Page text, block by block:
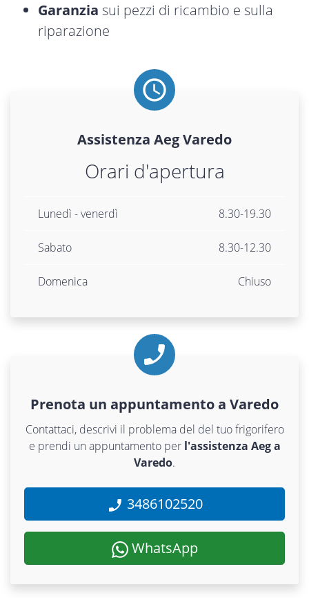
Garanzia sui pezzi di ricambio e sulla
riparazione
Assistenza AegVaredo
Orari d'apertura
Lunedì - venerdì 8.30-19.30
Sabato 8.30-12.30
Domenica Chiuso
Prenota un appuntamento a Varedo
Contattaci, descrivi il problema del del tuo frigorifero
e prendi un appuntamento per l'assistenza Aeg a
Varedo.
3486102520
WhatsApp